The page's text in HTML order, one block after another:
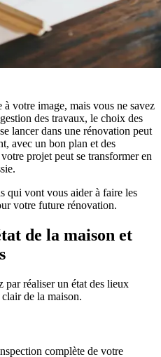
à votre image, mais vous ne savez
des travaux, le choix des
lancer dans une rénovation peut
avec un bon plan et des
projet peut se transformer en
qui vont vous aider à faire les
votre future rénovation.
de la maison et
par réaliser un état des lieux
de la maison.
complète de votre